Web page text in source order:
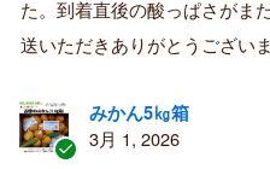
購
者
た。到着直後の酸っぱさがま
送いただきありがとうございま
みかん5㎏箱
3月 1, 2026